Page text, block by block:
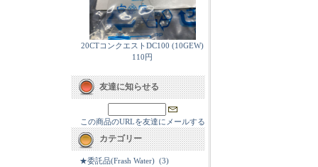
20CTコンクエストDC100 (10GEW)
110円
友達に知らせる
この商品のURLを友達にメールする
カテゴリー
★委託品(Frash Water) (3)